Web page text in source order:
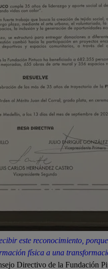
este reconocimiento,
física a una
Directivo de la Fundación